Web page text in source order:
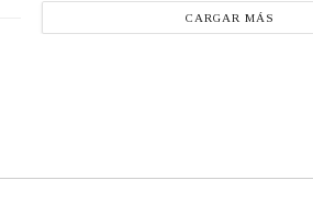
CARGAR MÁS